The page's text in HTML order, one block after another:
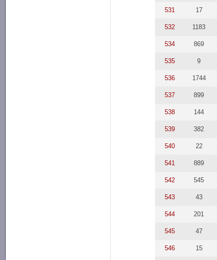
531 17
532 1183
534 869
535 9
536 1744
537 899
538 144
539 382
540 22
541 889
542 545
543 43
544 201
545 47
546 15